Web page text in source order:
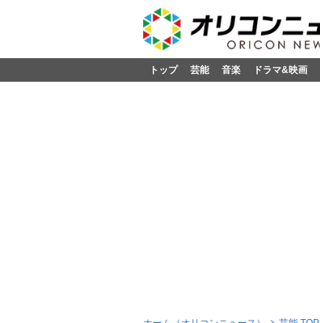
トップ 芸能 音楽 ドラマ&映画